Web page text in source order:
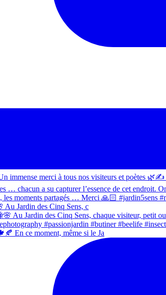
Au Jardin des Cinq Sens, c
En ce moment, même si le Ja